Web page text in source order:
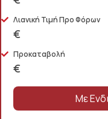
Λιανική Τιμή Προ Φόρων
€
Προκαταβολή
€